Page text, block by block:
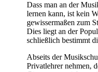
Dass man an der
lernen kann, ist kein
gewissermaßen zum
Dies liegt an der
schließlich bestimmt
Abseits der
Privatlehrer nehmen,